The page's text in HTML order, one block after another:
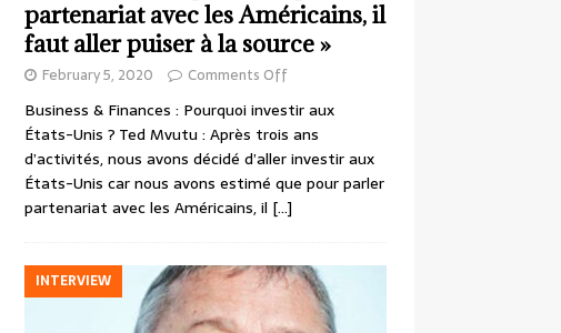
partenariat avec les Américains, il
faut aller puiser à la source »
February 5, 2020 Comments Off
Business & Finances : Pourquoi investir aux
États-Unis ? Ted Mvutu : Après trois ans
d’activités, nous avons décidé d’aller investir aux
États-Unis car nous avons estimé que pour parler
partenariat avec les Américains, il […]
INTERVIEW